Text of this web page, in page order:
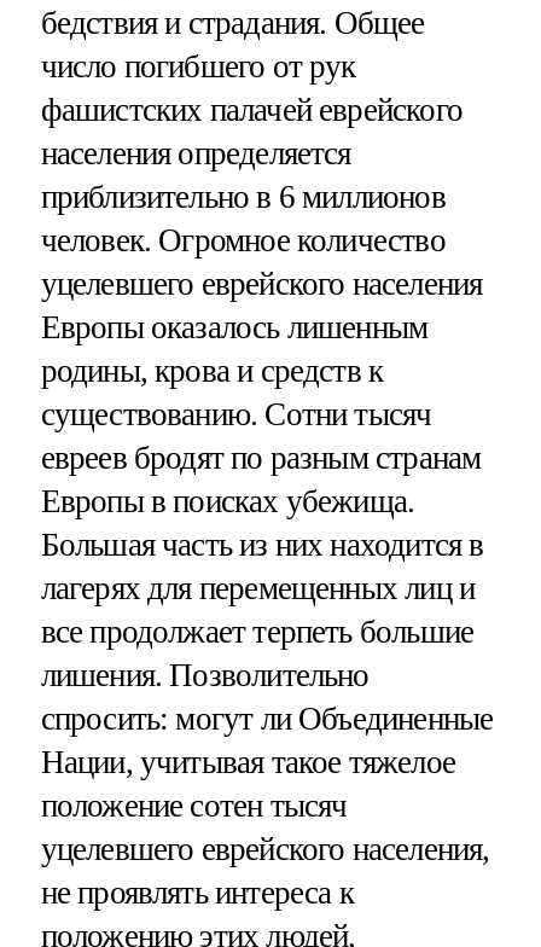
бедствия и страдания. Общее
число погибшего от рук
фашистских палачей еврейского
населения определяется
приблизительно в 6 миллионов
человек. Огромное количество
уцелевшего еврейского населения
Европы оказалось лишенным
родины, крова и средств к
существованию. Сотни тысяч
евреев бродят по разным странам
Европы в поисках убежища.
Большая часть из них находится в
лагерях для перемещенных лиц и
все продолжает терпеть большие
лишения. Позволительно
спросить: могут ли Объединенные
Нации, учитывая такое тяжелое
положение сотен тысяч
уцелевшего еврейского населения,
не проявлять интереса к
положению этих людей,